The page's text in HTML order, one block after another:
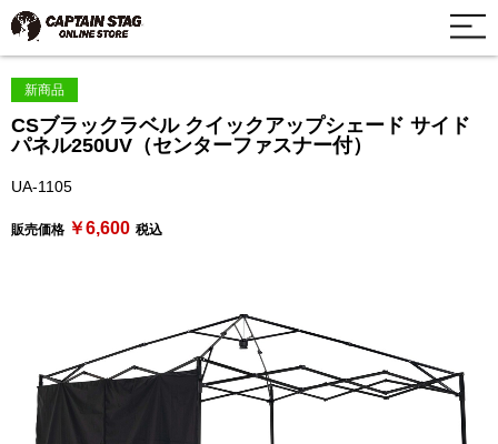
新商品
CSブラックラベル クイックアップシェード サイド
パネル250UV（センターファスナー付）
UA-1105
販売価格 ￥6,600 税込